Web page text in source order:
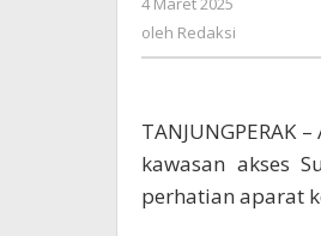
oleh Redaksi
kawasan akses
perhatian aparat